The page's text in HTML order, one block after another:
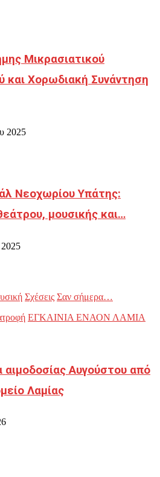
Μικρασιατικού
και Χορωδιακή Συνάντηση
2025
Νεοχωρίου Υπάτης:
μουσικής και…
Σχέσεις Σαν σήμερα…
ΕΓΚΑΙΝΙΑ ΕΝΑΟΝ ΛΑΜΙΑ
αιμοδοσίας Αυγούστου από
Λαμίας